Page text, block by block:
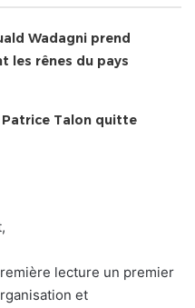
Wadagni prend
les rênes du pays
Patrice Talon quitte
lecture un premier
et